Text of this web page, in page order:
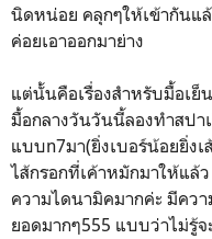
นิดหน่อย คลุกๆให้เข้ากันแ
ค่อยเอาออกมาย่าง
แต่นั้นคือเรื่องสำหรับมื้อเย็
มื้อกลางวันวันนี้ลองทำสปา
แบบn7มา(ยิ่งเบอร์น้อยยิ่ง
ไส้กรอกที่เค้าหมักมาให้แล้
ความไดนามิคมากค่ะ มีคว
ยอดมากๆ555 แบบว่าไม่รู้จ